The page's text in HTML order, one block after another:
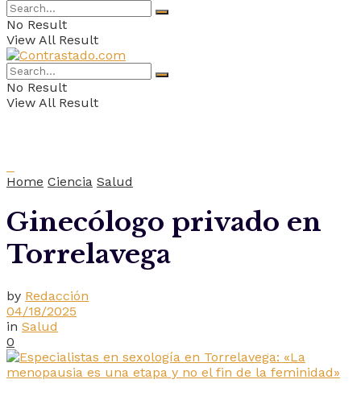
No Result
View All Result
No Result
View All Result
Home Ciencia Salud
Ginecólogo privado en
Torrelavega
by Redacción
04/18/2025
in Salud
0